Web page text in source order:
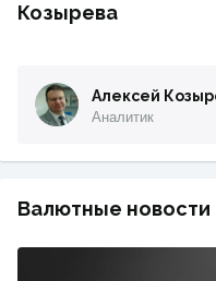
Козырева
Алексей
Аналитик
Валютные новости